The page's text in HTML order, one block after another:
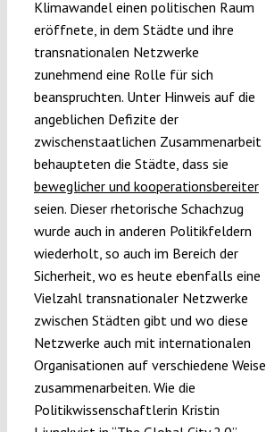
Klimawandel einen politischen Raum
eröffnete, in dem Städte und ihre
transnationalen Netzwerke
zunehmend eine Rolle für sich
beanspruchten. Unter Hinweis auf die
angeblichen Defizite der
zwischenstaatlichen Zusammenarbeit
behaupteten die Städte, dass sie
beweglicher und kooperationsbereiter
seien. Dieser rhetorische Schachzug
wurde auch in anderen Politikfeldern
wiederholt, so auch im Bereich der
Sicherheit, wo es heute ebenfalls eine
Vielzahl transnationaler Netzwerke
zwischen Städten gibt und wo diese
Netzwerke auch mit internationalen
Organisationen auf verschiedene Weise
zusammenarbeiten. Wie die
Politikwissenschaftlerin Kristin